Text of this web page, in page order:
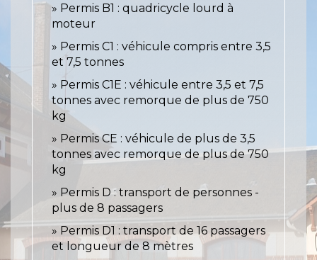
Permis B1 : quadricycle lourd à
moteur
Permis C1 : véhicule compris entre 3,5
et 7,5 tonnes
Permis C1E : véhicule entre 3,5 et 7,5
tonnes avec remorque de plus de 750
kg
Permis CE : véhicule de plus de 3,5
tonnes avec remorque de plus de 750
kg
Permis D : transport de personnes -
plus de 8 passagers
Permis D1 : transport de 16 passagers
et longueur de 8 mètres